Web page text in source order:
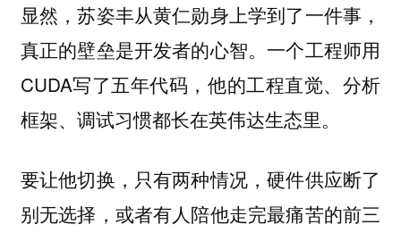
显然，苏姿丰从黄仁勋身上学到了一件事，
真正的壁垒是开发者的心智。一个工程师用
CUDA写了五年代码，他的工程直觉、分析
框架、调试习惯都长在英伟达生态里。
要让他切换，只有两种情况，硬件供应断了
别无选择，或者有人陪他走完最痛苦的前三